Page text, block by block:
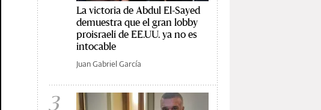
La victoria de Abdul El-Sayed
demuestra que el gran lobby
proisraelí de EE.UU. ya no es
intocable
Juan Gabriel García
3